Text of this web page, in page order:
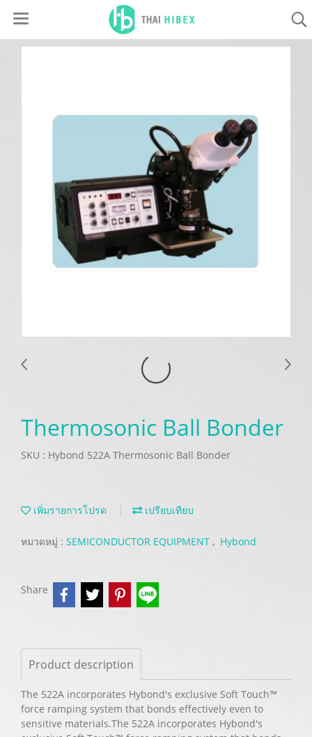
Thermosonic Ball Bonder
SKU : Hybond 522A Thermosonic Ball Bonder
เพิ่มรายการโปรด เปรียบเทียบ
หมวดหมู่ : SEMICONDUCTOR EQUIPMENT , Hybond
Share
Product description
The 522A incorporates Hybond's exclusive Soft Touch™
force ramping system that bonds effectively even to
sensitive materials.The 522A incorporates Hybond's